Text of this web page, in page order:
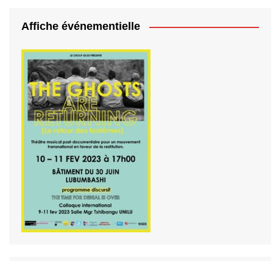
Affiche événementielle